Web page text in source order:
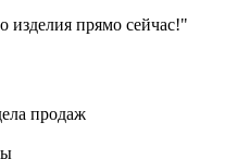
изделия прямо сейчас!"
продаж